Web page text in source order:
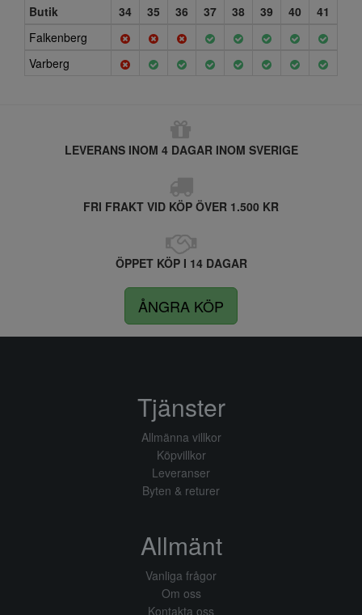
Butik
34 35 36 37 38 39 40
41
Falkenberg
Varberg
LEVERANS INOM 4 DAGAR INOM SVERIGE
FRI FRAKT VID KÖP ÖVER 1.500 KR
ÖPPET KÖP I 14 DAGAR
ÅNGRA KÖP
Tjänster
Allmänna villkor
Köpvillkor
Leveranser
Byten & returer
Allmänt
Vanliga frågor
Om oss
Kontakta oss